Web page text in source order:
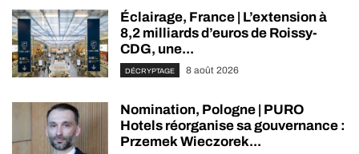
Éclairage, France | L’extension à
8,2 milliards d’euros de Roissy-
CDG, une...
DÉCRYPTAGE 8 août 2026
Nomination, Pologne | PURO
Hotels réorganise sa gouvernance :
Przemek Wieczorek...